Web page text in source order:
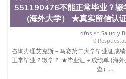
University）圣何塞州立大学学
University）圣何塞州立大学学
State University）圣何塞州立
Jose State University）圣何塞
（San Jose State University）
文凭学位qq微信551190476澳
学学历 绩单购买学位证书/澳
买澳洲大学毕业证成绩单假文凭
551190476不能正常毕业？
(海外大学） ★真实留信认
dfnsen Salud y
0
咨询办理艾克斯－马赛第二大学毕业证成
正常毕业？辍学？ ★毕业证＋成绩单 (海
查）...